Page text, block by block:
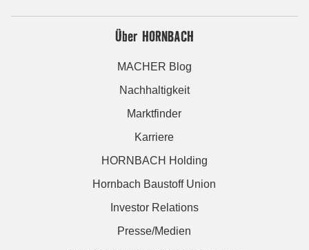
Über HORNBACH
MACHER Blog
Nachhaltigkeit
Marktfinder
Karriere
HORNBACH Holding
Hornbach Baustoff Union
Investor Relations
Presse/Medien